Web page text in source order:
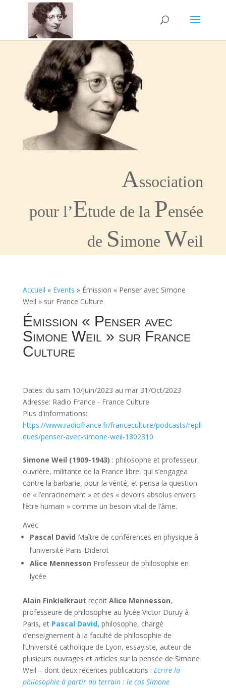
Association
pour l’Etude de la Pensée
de Simone Weil
Accueil » Events » Émission « Penser avec Simone
Weil » sur France Culture
Émission « Penser avec
Simone Weil » sur France
Culture
Dates: du sam 10/Juin/2023 au mar 31/Oct/2023
Adresse: Radio France - France Culture
Plus d'informations:
https://www.radiofrance.fr/franceculture/podcasts/repli
ques/penser-avec-simone-weil-1802310
Simone Weil (1909-1943) : philosophe et professeur,
ouvrière, militante de la France libre, qui s’engagea
contre la barbarie, pour la vérité, et pensa la question
de « l’enracinement » et des « devoirs absolus envers
l’être humain » comme un besoin vital de l’âme.
Avec
Pascal David Maître de conférences en physique à
l’université Paris-Diderot
Alice Mennesson Professeur de philosophie en
lycée
Alain Finkielkraut reçoit Alice Mennesson,
professeure de philosophie au lycée Victor Duruy à
Paris, et Pascal David, philosophe, chargé
d’enseignement à la faculté de philosophie de
l’Université catholique de Lyon, essayiste, auteur de
plusieurs ouvrages et articles sur la pensée de Simone
Weil – dont deux récentes publications : Ecrire la
philosophie à partir du terrain : le cas Simone